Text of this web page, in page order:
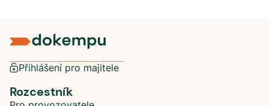
Přihlášení pro majitele
Rozcestník